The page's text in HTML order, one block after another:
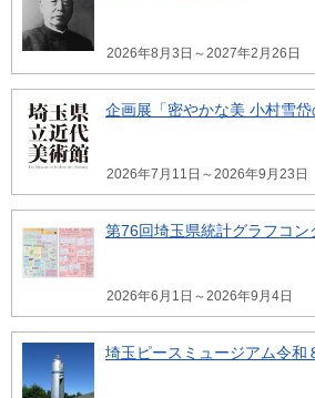
2026年8月3日～2027年2月26日
企画展「密やかな美 小村雪
2026年7月11日～2026年9月23日
第76回埼玉県統計グラフコン
2026年6月1日～2026年9月4日
埼玉ピースミュージアム令和